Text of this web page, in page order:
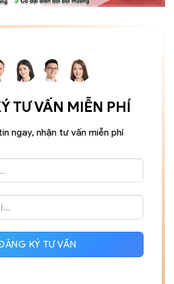
TƯ VẤN MIỄN PHÍ
ngay, nhận tư vấn miễn phí
KÝ TƯ VẤN